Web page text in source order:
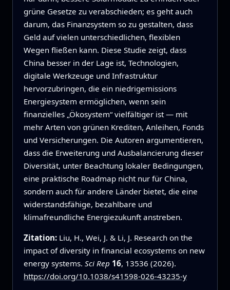
grüne Gesetze zu verabschieden; es geht auch
darum, das Finanzsystem so zu gestalten, dass
Geld auf vielen unterschiedlichen, flexiblen
Wegen fließen kann. Diese Studie zeigt, dass
China besser in der Lage ist, Technologien,
digitale Werkzeuge und Infrastruktur
hervorzubringen, die ein niedrigemissions
Energiesystem ermöglichen, wenn sein
finanzielles „Ökosystem“ vielfältiger ist — mit
mehr Arten von grünen Krediten, Anleihen, Fonds
und Versicherungen. Die Autoren argumentieren,
dass die Erweiterung und Ausbalancierung dieser
Diversität, unter Beachtung lokaler Bedingungen,
eine praktische Roadmap nicht nur für China,
sondern auch für andere Länder bietet, die eine
widerstandsfähige, bezahlbare und
klimafreundliche Energiezukunft anstreben.
Zitation: Liu, H., Wei, J. & Li, J. Research on the
impact of diversity in financial ecosystems on new
energy systems. Sci Rep 16, 13536 (2026).
https://doi.org/10.1038/s41598-026-43235-y